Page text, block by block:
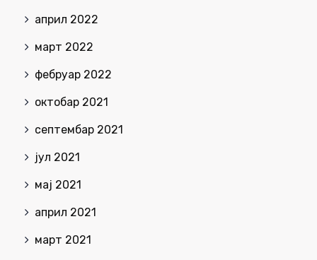
април 2022
март 2022
фебруар 2022
октобар 2021
септембар 2021
јул 2021
мај 2021
април 2021
март 2021